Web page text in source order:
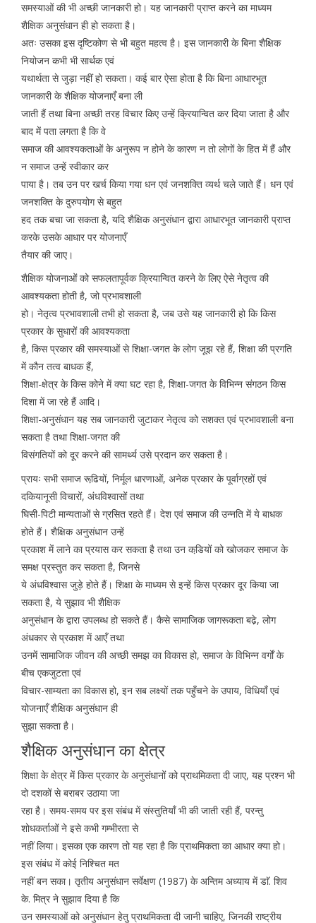
समस्याओं की भी अच्छी जानकारी हो। यह जानकारी प्राप्त करने का माध्यम
शैक्षिक अनुसंधान ही हो सकता है।
अतः उसका इस दृष्टिकोण से भी बहुत महत्व है। इस जानकारी के बिना शैक्षिक
नियोजन कभी भी सार्थक एवं
यथार्थता से जुड़ा नहीं हो सकता। कई बार ऐसा होता है कि बिना आधारभूत
जानकारी के शैक्षिक योजनाएँ बना ली
जाती हैं तथा बिना अच्छी तरह विचार किए उन्हें क्रियान्वित कर दिया जाता है और
बाद में पता लगता है कि वे
समाज की आवश्यकताओं के अनुरूप न होने के कारण न तो लोगों के हित में हैं और
न समाज उन्हें स्वीकार कर
पाया है। तब उन पर खर्च किया गया धन एवं जनशक्ति व्यर्थ चले जाते हैं। धन एवं
जनशक्ति के दुरुपयोग से बहुत
हद तक बचा जा सकता है, यदि शैक्षिक अनुसंधान द्वारा आधारभूत जानकारी प्राप्त
करके उसके आधार पर योजनाएँ
तैयार की जाए।
शैक्षिक योजनाओं को सफलतापूर्वक क्रियान्वित करने के लिए ऐसे नेतृत्व की
आवश्यकता होती है, जो प्रभावशाली
हो। नेतृत्व प्रभावशाली तभी हो सकता है, जब उसे यह जानकारी हो कि किस
प्रकार के सुधारों की आवश्यकता
है, किस प्रकार की समस्याओं से शिक्षा-जगत के लोग जूझ रहे हैं, शिक्षा की प्रगति
में कौन तत्व बाधक हैं,
शिक्षा-क्षेत्र के किस कोने में क्या घट रहा है, शिक्षा-जगत के विभिन्न संगठन किस
दिशा में जा रहे हैं आदि।
शिक्षा-अनुसंधान यह सब जानकारी जुटाकर नेतृत्व को सशक्त एवं प्रभावशाली बना
सकता है तथा शिक्षा-जगत की
विसंगतियों को दूर करने की सामर्थ्य उसे प्रदान कर सकता है।
प्रायः सभी समाज रूढि़यों, निर्मूल धारणाओं, अनेक प्रकार के पूर्वाग्रहों एवं
दकियानूसी विचारों, अंधविश्वासों तथा
घिसी-पिटी मान्यताओं से ग्रसित रहते हैं। देश एवं समाज की उन्नति में ये बाधक
होते हैं। शैक्षिक अनुसंधान उन्हें
प्रकाश में लाने का प्रयास कर सकता है तथा उन कडि़यों को खोजकर समाज के
समक्ष प्रस्तुत कर सकता है, जिनसे
ये अंधविश्वास जुड़े होते हैं। शिक्षा के माध्यम से इन्हें किस प्रकार दूर किया जा
सकता है, ये सुझाव भी शैक्षिक
अनुसंधान के द्वारा उपलब्ध हो सकते हैं। कैसे सामाजिक जागरूकता बढे़, लोग
अंधकार से प्रकाश में आएँ तथा
उनमें सामाजिक जीवन की अच्छी समझ का विकास हो, समाज के विभिन्न वर्गों के
बीच एकजुटता एवं
विचार-साम्यता का विकास हो, इन सब लक्ष्यों तक पहुँचने के उपाय, विधियाँ एवं
योजनाएँ शैक्षिक अनुसंधान ही
सुझा सकता है।
शैक्षिक अनुसंधान का क्षेत्र
शिक्षा के क्षेत्र में किस प्रकार के अनुसंधानों को प्राथमिकता दी जाए, यह प्रश्न भी
दो दशकों से बराबर उठाया जा
रहा है। समय-समय पर इस संबंध में संस्तुतियाँ भी की जाती रही हैं, परन्तु
शोधकर्ताओं ने इसे कभी गम्भीरता से
नहीं लिया। इसका एक कारण तो यह रहा है कि प्राथमिकता का आधार क्या हो।
इस संबंध में कोई निश्चित मत
नहीं बन सका। तृतीय अनुसंधान सर्वेक्षण (1987) के अन्तिम अध्याय में डाॅ. शिव
के. मित्र ने सुझाव दिया है कि
उन समस्याओं को अनुसंधान हेतु प्राथमिकता दी जानी चाहिए, जिनकी राष्ट्रीय